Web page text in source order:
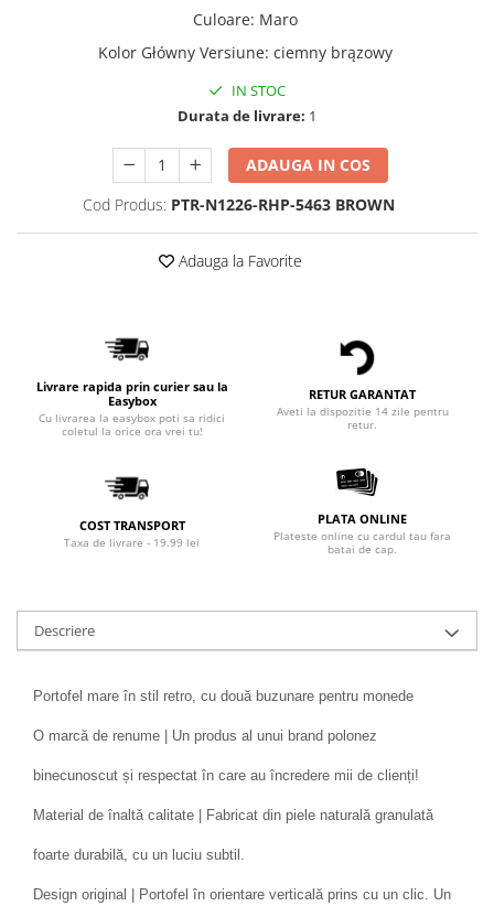
Culoare: Maro
Kolor Główny Versiune: ciemny brązowy
IN STOC
Durata de livrare: 1
ADAUGA IN COS
Cod Produs: PTR-N1226-RHP-5463 BROWN
Adauga la Favorite
Livrare rapida prin curier sau la
Easybox
Cu livrarea la easybox poti sa ridici
coletul la orice ora vrei tu!
RETUR GARANTAT
Aveti la dispozitie 14 zile pentru
retur.
COST TRANSPORT
Taxa de livrare - 19.99 lei
PLATA ONLINE
Plateste online cu cardul tau fara
batai de cap.
Descriere
Portofel mare în stil retro, cu două buzunare pentru monede
O marcă de renume | Un produs al unui brand polonez
binecunoscut și respectat în care au încredere mii de clienți!
Material de înaltă calitate | Fabricat din piele naturală granulată
foarte durabilă, cu un luciu subtil.
Design original | Portofel în orientare verticală prins cu un clic. Un